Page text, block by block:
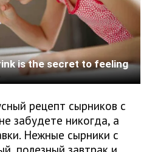
рецепт сырников с
забудете никогда, а
Нежные сырники с